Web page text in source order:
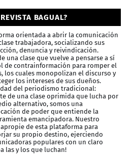
BAGUAL?
orientada a abrir la comunicación
trabajadora, socializando sus
denuncia y reivindicación.
una clase que vuelve a pensarse a sí
de contrainformación para romper el
los cuales monopolizan el discurso y
los intereses de sus dueños.
del periodismo tradicional:
de una clase oprimida que lucha por
alternativo, somos una
de poder que entiende la
emancipadora. Nuestro
de esta plataforma para
su propio destino, ejerciendo
populares con un claro
las y los que luchan!